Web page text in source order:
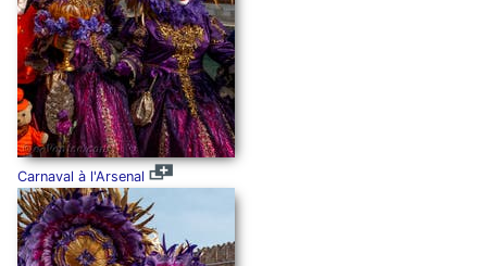
Carnaval à l'Arsenal